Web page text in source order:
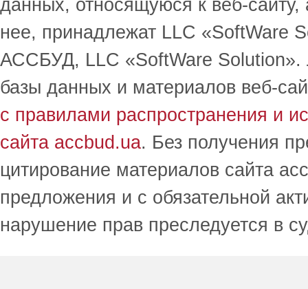
данных, относящуюся к веб-
нее, принадлежат LLC
АССБУД, LLC «SoftWare Solution».
базы данных и материалов веб-
с правилами распространения и
сайта accbud.ua. Без получения
цитирование материалов сайта
предложения и с обязательной
нарушение прав преследуется в